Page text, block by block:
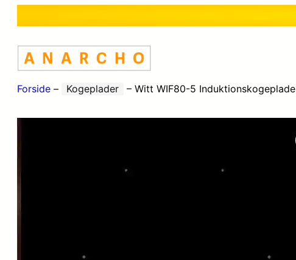
Forside – Kogeplader – Witt WIF80-5 Induktionskogeplade